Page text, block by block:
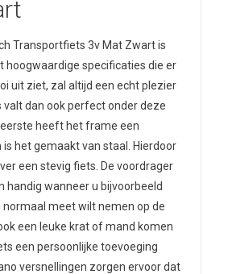
Transportfiets 3v Mat Zwart is
hoogwaardige specificaties die er
uit ziet, zal altijd een echt plezier
valt dan ook perfect onder deze
eerste heeft het frame een
is het gemaakt van staal. Hierdoor
een stevig fiets. De voordrager
handig wanneer u bijvoorbeeld
normaal meet wilt nemen op de
een leuke krat of mand komen
een persoonlijke toevoeging
versnellingen zorgen ervoor dat